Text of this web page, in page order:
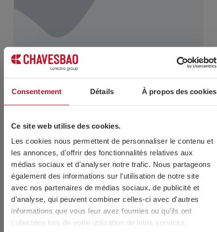
Consentement Détails À propos des cookies
Ce site web utilise des cookies.
Les cookies nous permettent de personnaliser le contenu et
les annonces, d'offrir des fonctionnalités relatives aux
médias sociaux et d'analyser notre trafic. Nous partageons
également des informations sur l'utilisation de notre site
avec nos partenaires de médias sociaux, de publicité et
d'analyse, qui peuvent combiner celles-ci avec d'autres
informations que vous leur avez fournies ou qu'ils ont
collectées lors de votre utilisation de leurs services.
ROTAVATOR NUT BL
8
Avez-vous besoin de plus
d'informations?